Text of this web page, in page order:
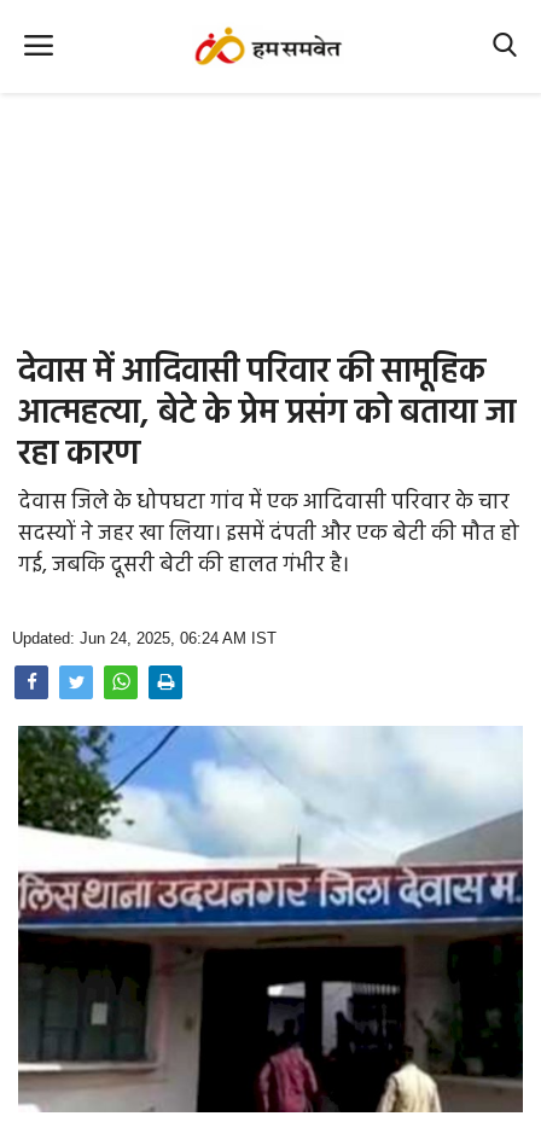
Office Office
Political Gossips
Farm & Food
Opinion
Photo Gallery
Home
देवास में आदिवासी परिवार की सामूहिक
आत्महत्या, बेटे के प्रेम प्रसंग को बताया जा
रहा कारण
देवास जिले के धोपघटा गांव में एक आदिवासी परिवार के चार
सदस्यों ने जहर खा लिया। इसमें दंपती और एक बेटी की मौत हो
गई, जबकि दूसरी बेटी की हालत गंभीर है।
Updated: Jun 24, 2025, 06:24 AM IST